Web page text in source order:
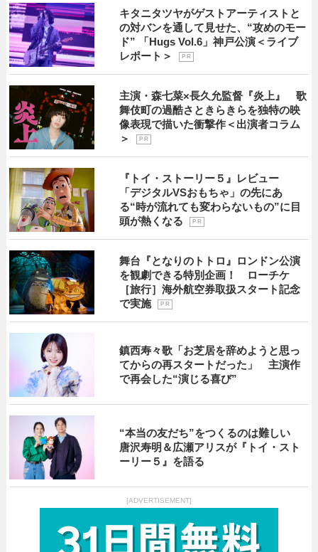
キタニタツヤがゲストアーティストと
の対バンを通して見せた、“攻めのモー
ド” 「Hugs Vol.6」神戸公演＜ライブ
レポート＞
P R
主演・森七菜×長久允監督『炎上』 歌
舞伎町の過酷さときらきらを独特の映
像表現で描いた衝撃作＜出演者コラム
＞
P R
『トイ・ストーリー５』レビュー
「デジタルVSおもちゃ」の先にあ
る“時が流れても変わらないもの”に目
頭が熱くなる
P R
舞台『となりのトトロ』ロンドン公演
を観劇できる特別企画！ ローチケ
［旅行］海外航空券取扱スタート記念
で実施
P R
鎮西寿々歌「お芝居を辞めようと思っ
てからの再スタートだった」 主演作
で再会した“演じる喜び”
“本当の友だち”をつくるのは難しい
唐沢寿明＆広瀬アリスが『トイ・スト
ーリー５』を語る
[ADVERTISEMENT]